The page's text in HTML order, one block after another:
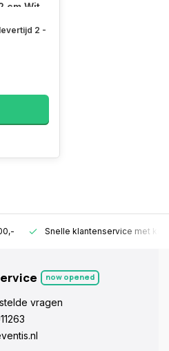
cm Wit
2 -
Snelle klantenservice met
now opened
vragen